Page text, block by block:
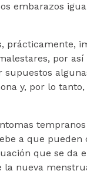
embarazos
prácticamente,
por
supuestos
y, por lo
a que
que se da
nueva